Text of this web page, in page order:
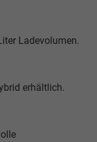
Ladevolumen.
erhältlich.